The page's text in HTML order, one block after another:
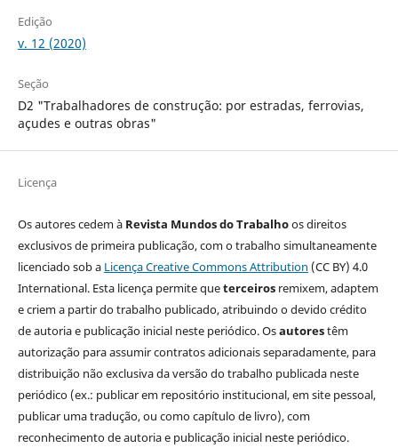
Edição
v. 12 (2020)
Seção
D2 "Trabalhadores de construção: por estradas, ferrovias,
açudes e outras obras"
Licença
Os autores cedem à Revista Mundos do Trabalhoos direitos
exclusivos de primeira publicação, com o trabalho simultaneamente
licenciado sob a Licença Creative Commons Attribution (CC BY) 4.0
International. Esta licença permite queterceirosremixem, adaptem
e criem a partir do trabalho publicado, atribuindo o devido crédito
de autoria e publicação inicial neste periódico. Osautorestêm
autorização para assumir contratos adicionais separadamente, para
distribuição não exclusiva da versão do trabalho publicada neste
periódico (ex.: publicar em repositório institucional, em site pessoal,
publicar uma tradução, ou como capítulo de livro), com
reconhecimento de autoria e publicação inicial neste periódico.